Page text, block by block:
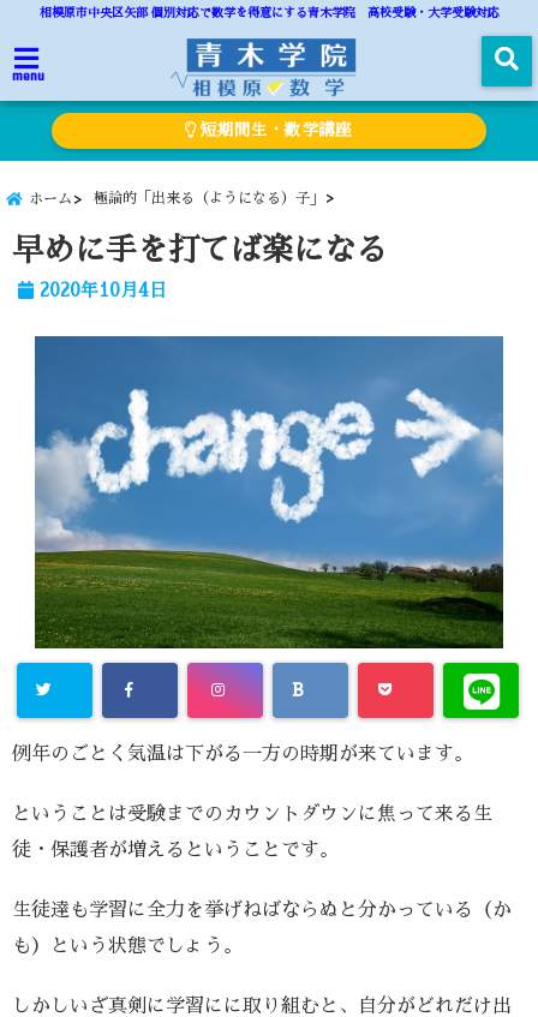
相模原市中央区矢部 個別対応で数学を得意にする青木学院 高校受験・大学受験対応
menu
短期間生・数学講座
ホーム 極論的「出来る（ようになる）子」
早めに手を打てば楽になる
2020年10月4日
例年のごとく気温は下がる一方の時期が来ています。
ということは受験までのカウントダウンに焦って来る生
徒・保護者が増えるということです。
生徒達も学習に全力を挙げねばならぬと分かっている（か
も）という状態でしょう。
しかしいざ真剣に学習にに取り組むと、自分がどれだけ出